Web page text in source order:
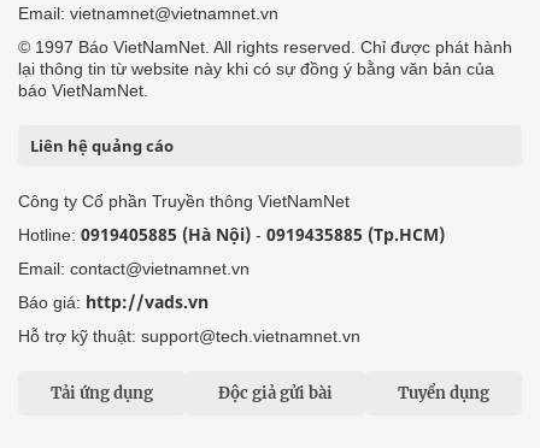
Email: vietnamnet@vietnamnet.vn
© 1997 Báo VietNamNet. All rights reserved. Chỉ được phát hành
lại thông tin từ website này khi có sự đồng ý bằng văn bản của
báo VietNamNet.
Liên hệ quảng cáo
Công ty Cổ phần Truyền thông VietNamNet
Hotline: 0919405885 (Hà Nội) - 0919435885 (Tp.HCM)
Email: contact@vietnamnet.vn
Báo giá: http://vads.vn
Hỗ trợ kỹ thuật: support@tech.vietnamnet.vn
Tải ứng dụng Độc giả gửi bài Tuyển dụng